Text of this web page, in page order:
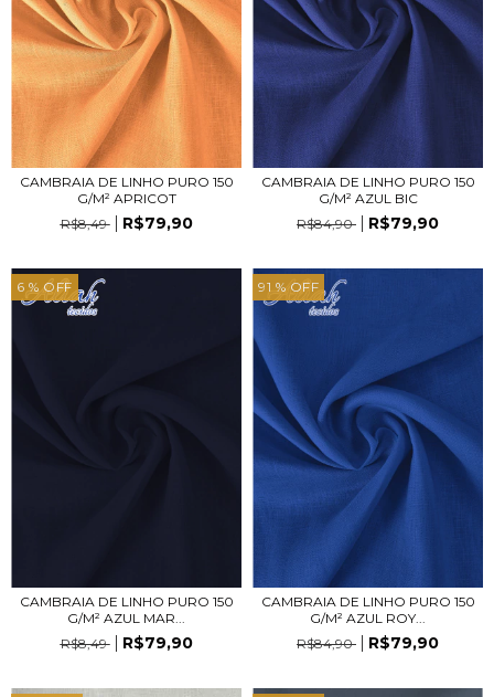
CAMBRAIA DE LINHO PURO 150
G/M² APRICOT
R$8,49
R$79,90
CAMBRAIA DE LINHO PURO 150
G/M² AZUL BIC
R$84,90
R$79,90
6 % OFF
CAMBRAIA DE LINHO PURO 150
G/M² AZUL MAR...
R$8,49
R$79,90
91 % OFF
CAMBRAIA DE LINHO PURO 150
G/M² AZUL ROY...
R$84,90
R$79,90